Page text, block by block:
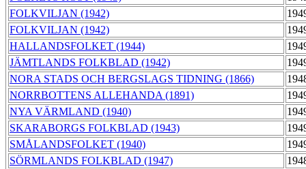
FOLKVILJAN (1942)
FOLKVILJAN (1942)
HALLANDSFOLKET (1944)
JÄMTLANDS FOLKBLAD (1942)
NORA STADS OCH BERGSLAGS TIDNING (1866)
NORRBOTTENS ALLEHANDA (1891)
NYA VÄRMLAND (1940)
SKARABORGS FOLKBLAD (1943)
SMÅLANDSFOLKET (1940)
SÖRMLANDS FOLKBLAD (1947)